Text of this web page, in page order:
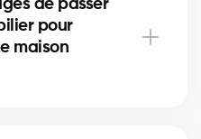
des acheteurs
de passer
pour
maison